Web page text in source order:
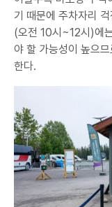
기 때문에 주차자리
(오전 10시~12시)에
야 할 가능성이 높으
한다.